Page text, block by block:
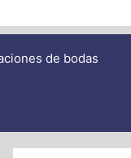
de bodas